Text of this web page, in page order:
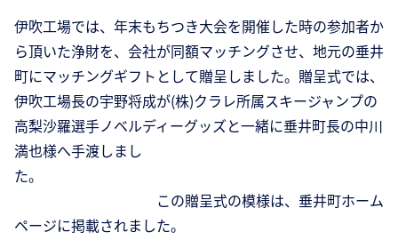
伊吹工場では、年末もちつき大会を開催した時の参加者か
ら頂いた浄財を、会社が同額マッチングさせ、地元の垂井
町にマッチングギフトとして贈呈しました。贈呈式では、
伊吹工場長の宇野将成が(株)クラレ所属スキージャンプの
高梨沙羅選手ノベルディーグッズと一緒に垂井町長の中川
満也様へ手渡しまし
た。
この贈呈式の模様は、垂井町ホーム
ページに掲載されました。